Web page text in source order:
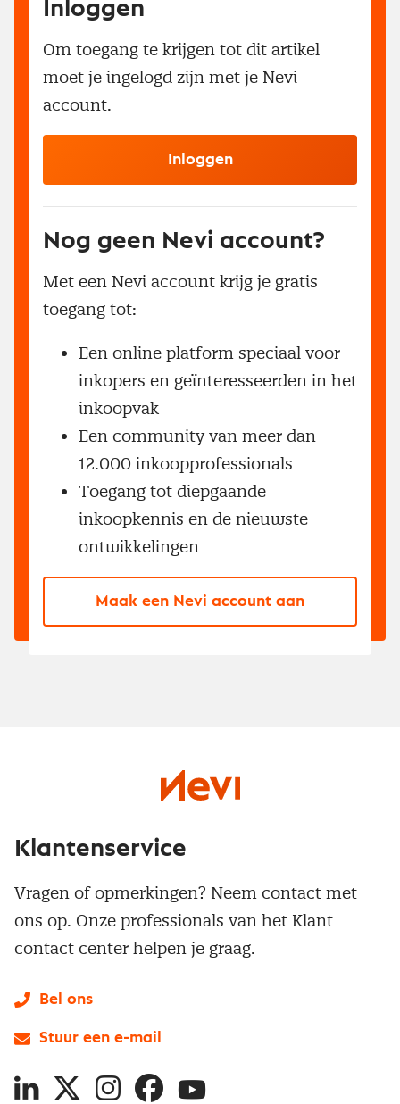
Inloggen
Om toegang te krijgen tot dit artikel
moet je ingelogd zijn met je Nevi
account.
Inloggen
Nog geen Nevi account?
Met een Nevi account krijg je gratis
toegang tot:
Een online platform speciaal voor
inkopers en geïnteresseerden in het
inkoopvak
Een community van meer dan
12.000 inkoopprofessionals
Toegang tot diepgaande
inkoopkennis en de nieuwste
ontwikkelingen
Maak een Nevi account aan
Klantenservice
Vragen of opmerkingen? Neem contact met
ons op. Onze professionals van het Klant
contact center helpen je graag.
Bel ons
Stuur een e-mail
LinkedIn
X InstagramFacebookYouTube